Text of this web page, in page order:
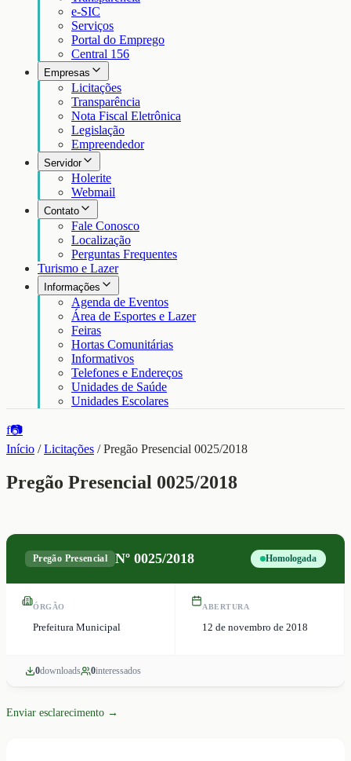
e-SIC
Serviços
Portal do Emprego
Central 156
Empresas
Licitações
Transparência
Nota Fiscal Eletrônica
Legislação
Empreendedor
Servidor
Holerite
Webmail
Contato
Fale Conosco
Localização
Perguntas Frequentes
Turismo e Lazer
Informações
Agenda de Eventos
Área de Esportes e Lazer
Feiras
Hortas Comunitárias
Informativos
Telefones e Endereços
Unidades de Saúde
Unidades Escolares
f📷
Início /Licitações /Pregão Presencial 0025/2018
Pregão Presencial 0025/2018
Pregão Presencial Nº0025/2018 Homologada
ÓRGÃO
Prefeitura Municipal
ABERTURA
12 de novembro de 2018
0downloads 0interessados
Enviar esclarecimento →